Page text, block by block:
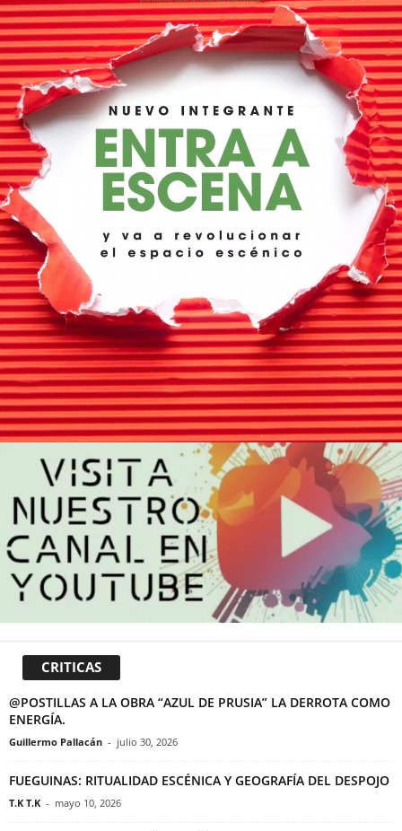
CRITICAS
@POSTILLAS A LA OBRA “AZUL DE PRUSIA” LA DERROTA COMO
ENERGÍA.
Guillermo Pallacán - julio 30, 2026
FUEGUINAS: RITUALIDAD ESCÉNICA Y GEOGRAFÍA DEL DESPOJO
T.K T.K - mayo 10, 2026